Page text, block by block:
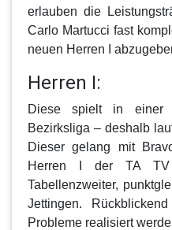
erlauben die
Carlo Martucci fast
neuen Herren I
Herren I:
Diese spielt in einer
Bezirksliga – deshalb
Dieser gelang mit
Herren I
der TA TV
Tabellenzweiter,
Jettingen.
Probleme realisiert